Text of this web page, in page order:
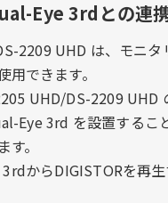
Eye 3rdとの連
2209 UHD は、モニタ
用できます。
UHD/DS-2209 UHD
Eye 3rd を設置するこ
。
からDIGISTORを再生